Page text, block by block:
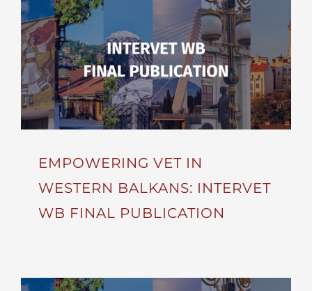
EMPOWERING VET IN
WESTERN BALKANS: INTERVET
WB FINAL PUBLICATION